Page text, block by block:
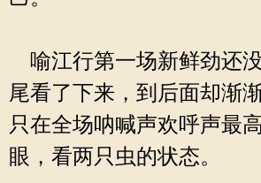
喻江行第一场新鲜劲还
尾看了下来，到后面却渐
只在全场呐喊声欢呼声最
眼，看两只虫的状态。